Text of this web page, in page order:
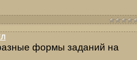
формы заданий на